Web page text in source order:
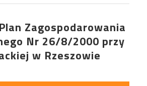
Zagospodarowania
Nr 26/8/2000 przy
w Rzeszowie